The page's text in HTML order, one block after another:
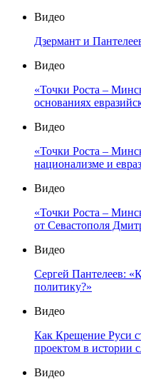
Видео
Дзермант и
Видео
«Точки Роста –
основаниях
Видео
«Точки Роста –
национализме и
Видео
«Точки Роста –
от Севастополя
Видео
Сергей Пантелеев:
политику?»
Видео
Как Крещение Руси
проектом в истории
Видео